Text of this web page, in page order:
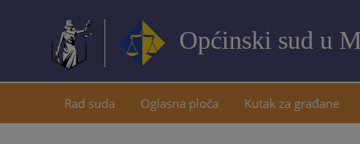
Općinski sud u
Rad suda Oglasna ploča Kutak za građane